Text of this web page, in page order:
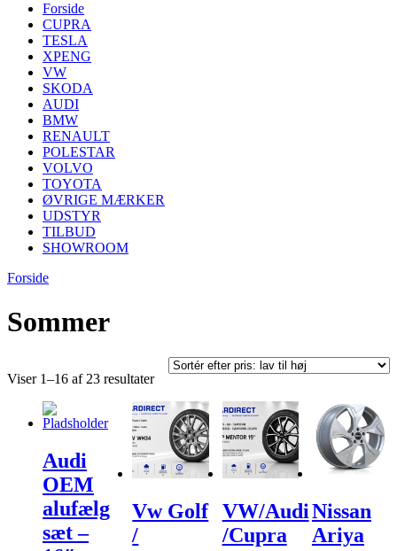
Forside
CUPRA
TESLA
XPENG
VW
SKODA
AUDI
BMW
RENAULT
POLESTAR
VOLVO
TOYOTA
ØVRIGE MÆRKER
UDSTYR
TILBUD
SHOWROOM
Forside
Sommer
Viser 1–16 af 23 resultaterSorteret
pris:
lav
høj
Audi
OEM
alufælg
sæt –
Vw Golf
/
VW/Audi
/Cupra
Nissan
Ariya